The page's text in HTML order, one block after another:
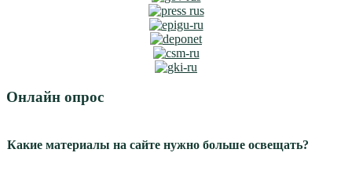
Онлайн опрос
Какие материалы на сайте нужно больше освещать?